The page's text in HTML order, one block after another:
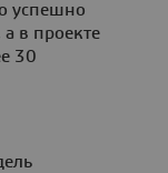
успешно
в проекте
30